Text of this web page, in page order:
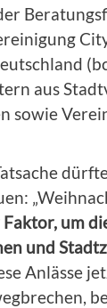
aus
sowie
um
und
Anlässe